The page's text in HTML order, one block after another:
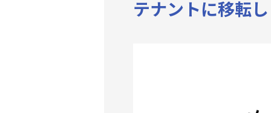
テナントに移転